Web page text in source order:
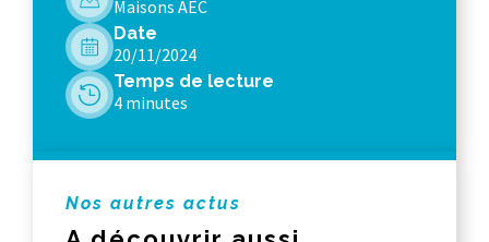
Maisons AEC
Date
20/11/2024
Temps de lecture
4 minutes
Nos autres actus